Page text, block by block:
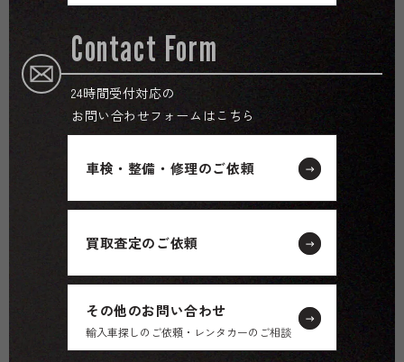
Contact Form
24時間受付対応の
お問い合わせフォームはこちら
車検・整備・修理のご依頼
買取査定のご依頼
その他のお問い合わせ
輸入車探しのご依頼・レンタカーのご相談